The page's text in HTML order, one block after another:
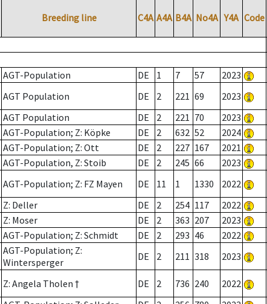
Breeding line C4A A4A B4A No4A Y4A Code
AGT-Population DE 1 7 57 2023
AGT Population DE 2 221 69 2023
AGT Population DE 2 221 70 2023
AGT-Population; Z: Köpke DE 2 632 52 2024
AGT-Population; Z: Ott DE 2 227 167 2021
AGT-Population, Z: Stoib DE 2 245 66 2023
AGT-Population; Z: FZ Mayen DE 11 1 1330 2022
Z: Deller DE 2 254 117 2022
Z: Moser DE 2 363 207 2023
AGT-Population; Z: Schmidt DE 2 293 46 2022
AGT-Population; Z:
Wintersperger
DE 2 211 318 2023
Z: Angela Tholen † DE 2 736 240 2022